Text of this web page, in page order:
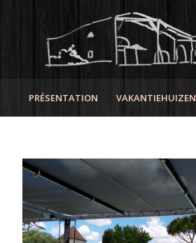
PRÉSENTATION VAKANTIEHUIZEN